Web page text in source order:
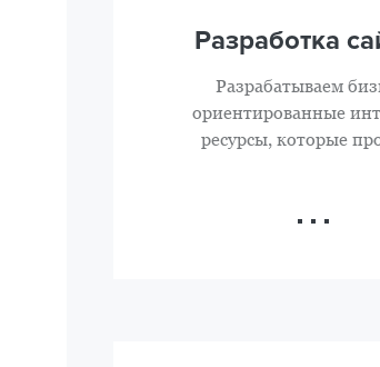
Разработка
Разрабатываем
ориентированные
ресурсы, которые